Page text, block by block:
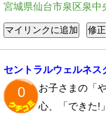
宮城県仙台市泉区泉中
セントラルウェルネス
0
お子さまの「
心、「できた!